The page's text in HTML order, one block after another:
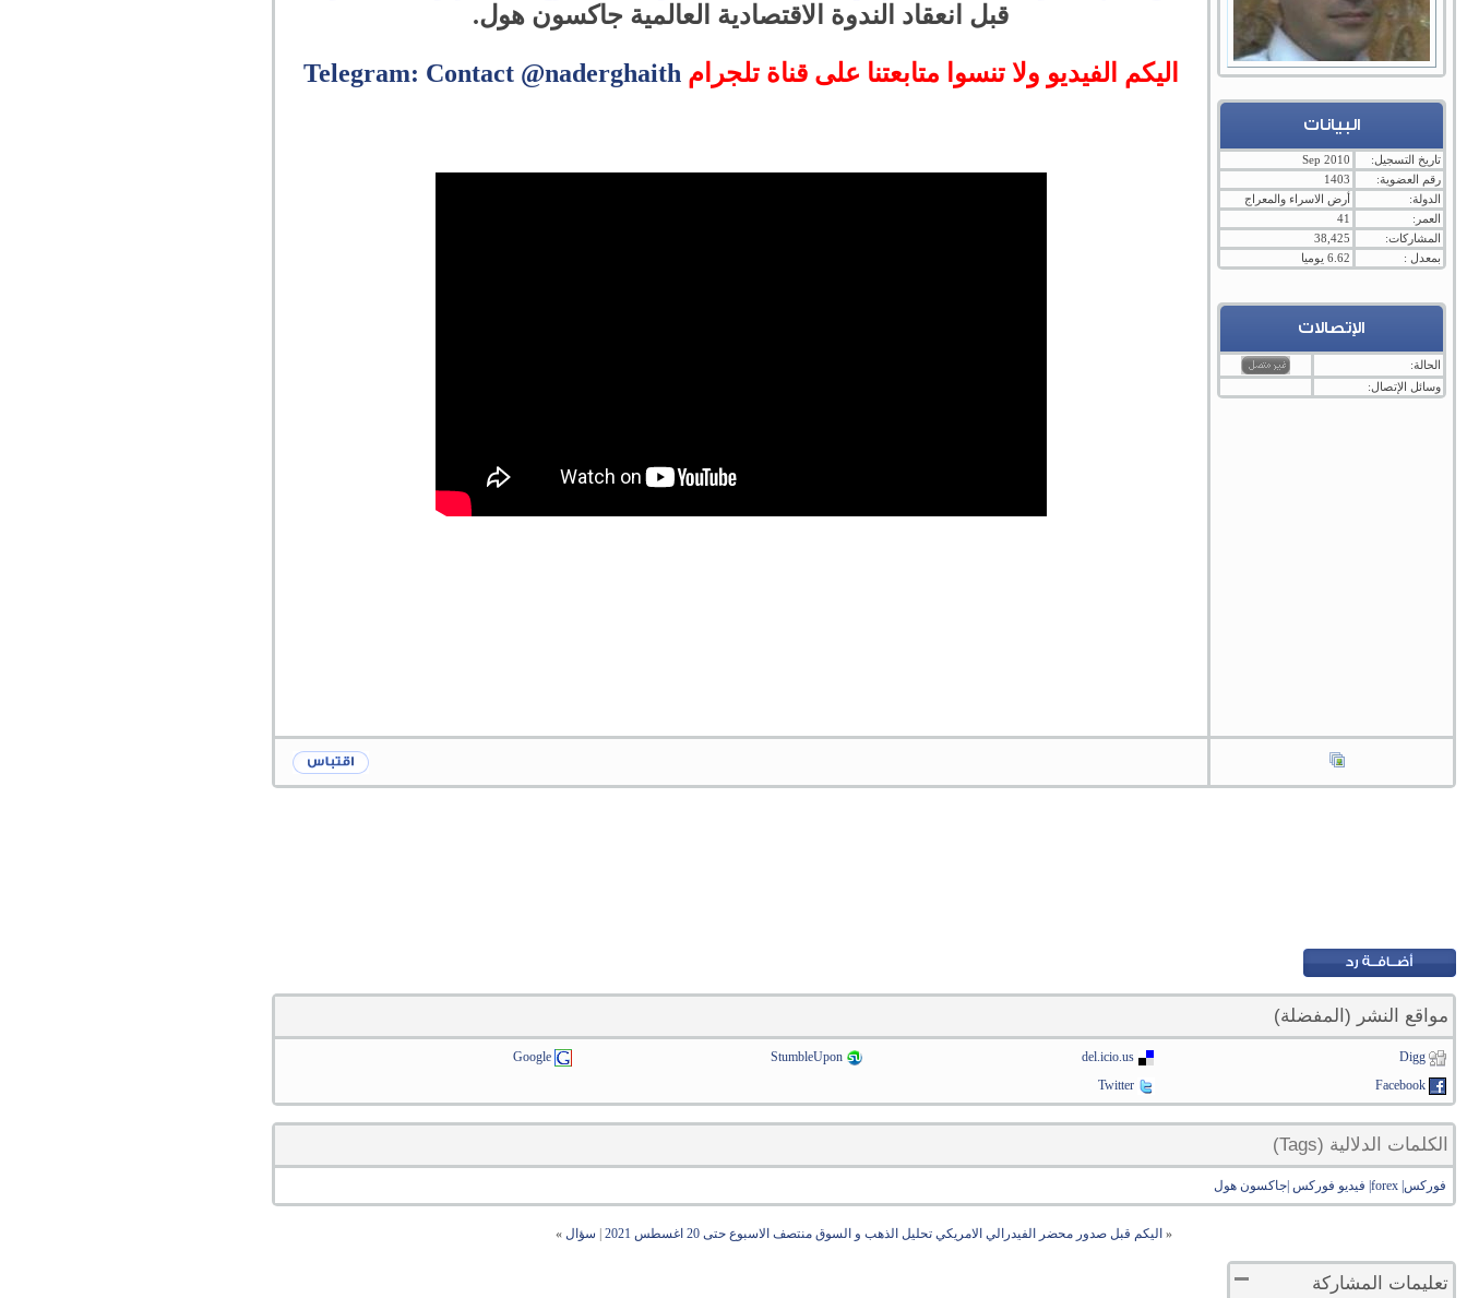
البيانات
تاريخ التسجيل:
Sep 2010
رقم العضوية:
1403
الدولة:
أرض الاسراء والمعراج
العمر:
41
المشاركات:
38,425
بمعدل :
6.62 يوميا
الإتصالات
الحالة:
وسائل الإتصال:
قبل انعقاد الندوة الاقتصادية العالمية جاكسون هول.
اليكم الفيديو ولا تنسوا متابعتنا على قناة تلجرام Telegram: Contact @naderghaith
مواقع النشر (المفضلة)
Digg
del.icio.us
StumbleUpon
Google
Facebook
Twitter
الكلمات الدلالية (Tags)
فوركس| forex| فيديو فوركس |جاكسون هول
« اليكم قبل صدور محضر الفيدرالي الامريكي تحليل الذهب و السوق منتصف الاسبوع حتى 20 اغسطس 2021 سؤال »
تعليمات المشاركة